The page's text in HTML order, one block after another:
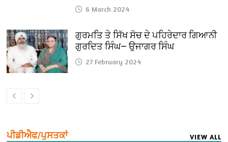
6 March 2024
ਗੁਰਮਤਿ ਤੇ ਸਿੱਖ ਸੋਚ ਦੇ ਪਹਿਰੇਦਾਰ ਗਿਆਨੀ
ਗੁਰਦਿਤ ਸਿੰਘ— ਉਜਾਗਰ ਸਿੰਘ
27 February 2024
ਪੀਡੀਐਫ/ਪੁਸਤਕਾਂ VIEW ALL